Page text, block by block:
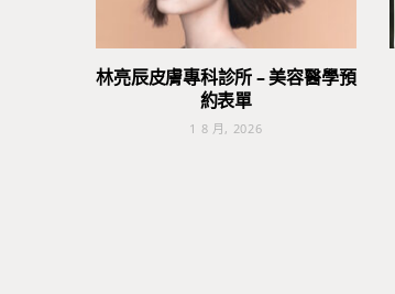
林亮辰皮膚專科診所 – 美容醫學預
約表單
1 8 月, 2026